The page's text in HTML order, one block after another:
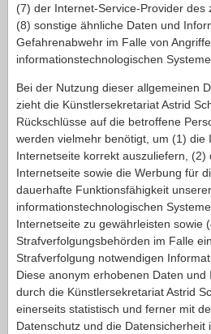
(7) der Internet-Service-Provider des
(8) sonstige ähnliche Daten und
Gefahrenabwehr im Falle von
informationstechnologischen Systeme
Bei der Nutzung dieser allgemeinen
zieht die Künstlersekretariat Astrid
Rückschlüsse auf die betroffene
werden vielmehr benötigt, um (1) die
Internetseite korrekt auszuliefern, (2)
Internetseite sowie die Werbung für
dauerhafte Funktionsfähigkeit unserer
informationstechnologischen
Internetseite zu gewährleisten sowie
Strafverfolgungsbehörden im Falle
Strafverfolgung notwendigen
Diese anonym erhobenen Daten und
durch die Künstlersekretariat Astrid
einerseits statistisch und ferner mit
Datenschutz und die Datensicherheit